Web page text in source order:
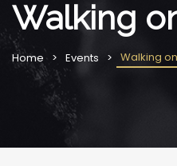
Walking
Home Events Walking